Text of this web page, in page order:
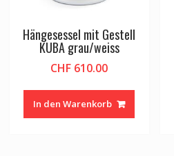
Hängesessel mit Gestell
KUBA grau/weiss
CHF 610.00
In den Warenkorb